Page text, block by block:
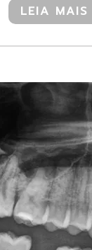
LEIA MAIS